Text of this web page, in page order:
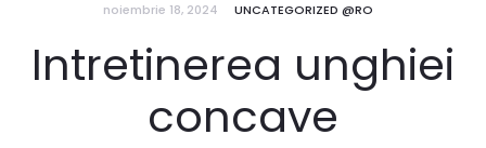
noiembrie 18, 2024 UNCATEGORIZED @RO
Intretinerea unghiei
concave